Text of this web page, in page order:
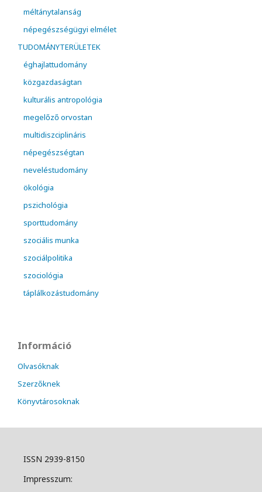
méltánytalanság
népegészségügyi elmélet
TUDOMÁNYTERÜLETEK
éghajlattudomány
közgazdaságtan
kulturális antropológia
megelőző orvostan
multidiszciplináris
népegészségtan
neveléstudomány
ökológia
pszichológia
sporttudomány
szociális munka
szociálpolitika
szociológia
táplálkozástudomány
Információ
Olvasóknak
Szerzőknek
Könyvtárosoknak
ISSN 2939-8150
Impresszum: